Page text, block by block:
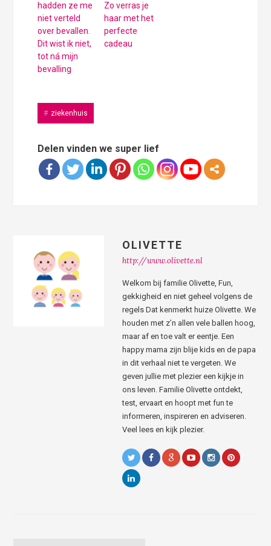
hadden ze me
niet verteld
over bevallen.
Dit wist ik niet,
tot ná mijn
bevalling
Zo verras je
haar met het
perfecte
cadeau
ziekenhuis
Delen vinden we super lief
OLIVETTE
http://www.olivette.nl
Welkom bij familie Olivette, Fun,
gekkigheid en niet geheel volgens de
regels Dat kenmerkt huize Olivette. We
houden met z’n allen vele ballen hoog,
maar af en toe valt er eentje. Een
happy mama zijn blije kids en de papa
in dit verhaal niet te vergeten. We
geven jullie met plezier een kijkje in
ons leven. Familie Olivette ontdekt,
test, ervaart en hoopt met fun te
informeren, inspireren en adviseren.
Veel lees en kijk plezier.